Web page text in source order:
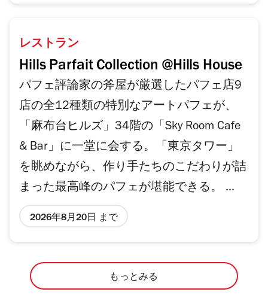
レストラン
Hills Parfait Collection @Hills House
パフェ評論家の斧屋が厳選したパフェ店9
店の全12種類の特別なアートパフェが、
「麻布台ヒルズ」34階の「Sky Room Cafe
& Bar」に一堂に会する。「東京タワー」
を眺めながら、作り手たちのこだわりが詰
まった最高峰のパフェが堪能できる。 ...
2026年8月20日 まで
もっとみる